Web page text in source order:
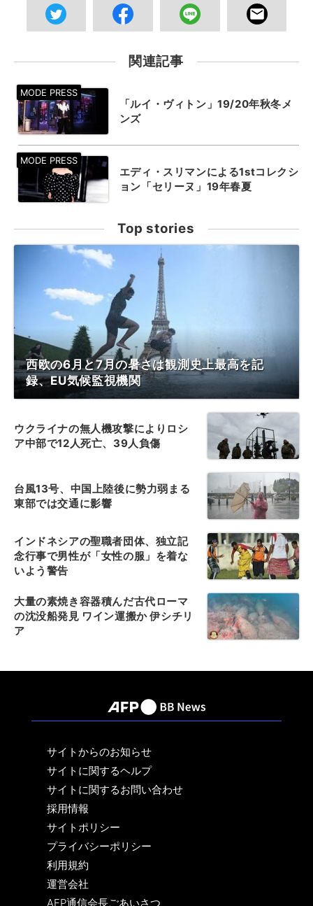
関連記事
「ルイ・ヴィトン」19/20年秋冬メ
ンズ
エディ・スリマンによる1stコレクシ
ョン「セリーヌ」19年春夏
Top stories
西欧の6月と7月の暑さは観測史上最高を記
録、EU気候監視機関
ウクライナの無人機攻撃によりロシ
ア中部で12人死亡、39人負傷
台風13号、中国上陸後に勢力弱まる
東部では交通に影響
インドネシアの聖職者団体、独立記
念行事で男性が「女性の服」を着な
いよう警告
大量の素焼き容器積んだ古代ローマ
の沈没船発見 ワイン運搬か 伊シチリ
ア
サイトからのお知らせ
サイトに関するヘルプ
サイトに関するお問い合わせ
採用情報
サイトポリシー
プライバシーポリシー
利用規約
運営会社
AFP通信会長ごあいさつ